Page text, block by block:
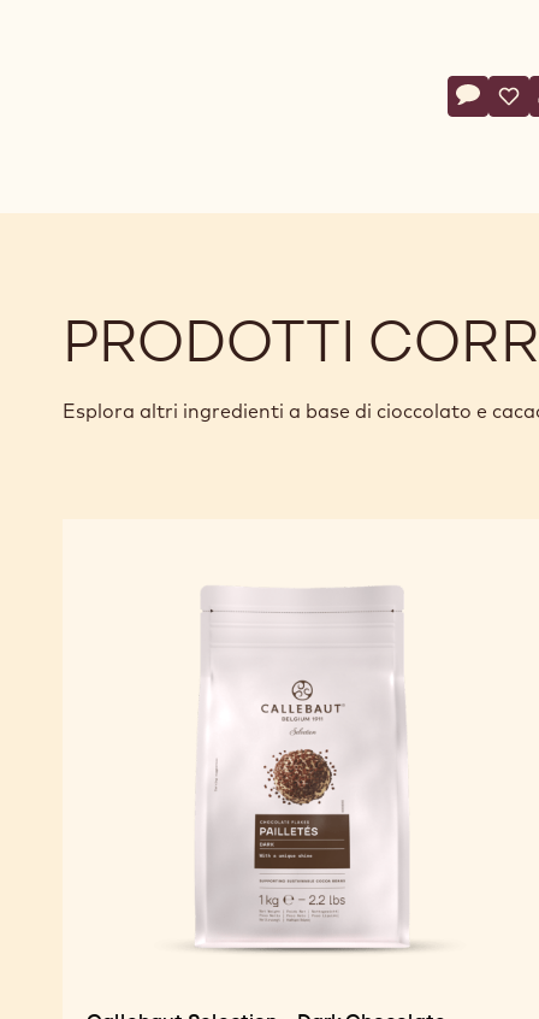
Scrivi un
- -
PRODOTTI
Esplora altri ingredienti a base di cioccolato e